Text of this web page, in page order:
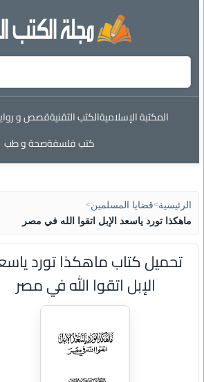
المكتبة الإسلاميةالكتب التقنيةقصص و
كتب فلسفةصحة و طب
الرئيسية>قضايا المسلمين>
ماهكذا تورد ياسعد الإبل اتقوا الله في مصر
تحميل كتاب ماهكذا تورد
الإبل اتقوا الله في مصر